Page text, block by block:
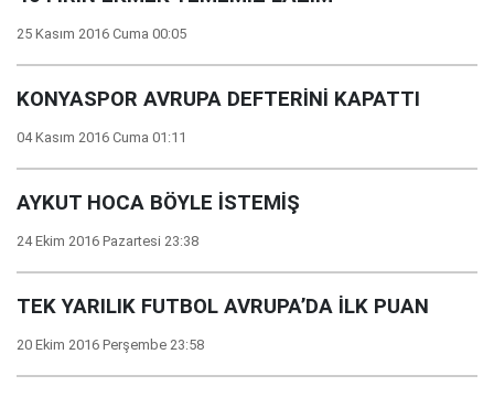
25 Kasım 2016 Cuma 00:05
KONYASPOR AVRUPA DEFTERİNİ KAPATTI
04 Kasım 2016 Cuma 01:11
AYKUT HOCA BÖYLE İSTEMİŞ
24 Ekim 2016 Pazartesi 23:38
TEK YARILIK FUTBOL AVRUPA’DA İLK PUAN
20 Ekim 2016 Perşembe 23:58